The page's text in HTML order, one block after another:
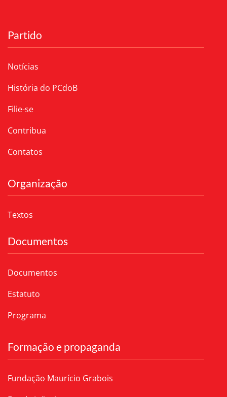
Partido
Notícias
História do PCdoB
Filie-se
Contribua
Contatos
Organização
Textos
Documentos
Documentos
Estatuto
Programa
Formação e propaganda
Fundação Maurício Grabois